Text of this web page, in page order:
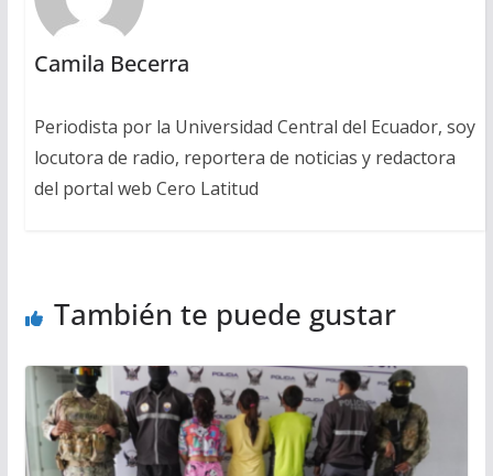
Camila Becerra
Periodista por la Universidad Central del Ecuador, soy
locutora de radio, reportera de noticias y redactora
del portal web Cero Latitud
También te puede gustar